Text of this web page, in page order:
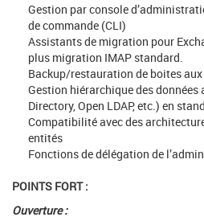
Gestion par console
de commande (CLI)
Assistants de migration pour
plus migration IMAP standard.
Backup/restauration de boites
Gestion hiérarchique des données
Directory, Open LDAP, etc.) en
Compatibilité avec des
entités
Fonctions de délégation de
POINTS FORT :
Ouverture :